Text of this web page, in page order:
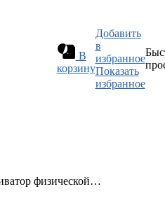
В
корзину
Добавить
в
избранное
Показать
избранное
физической…